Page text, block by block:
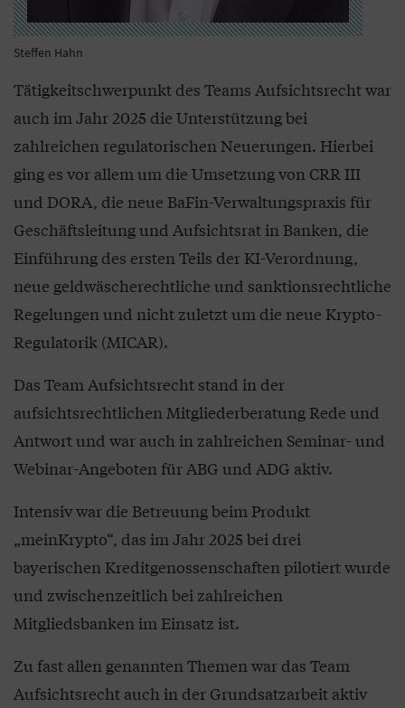
Steffen Hahn
Tätigkeitschwerpunkt des Teams Aufsichtsrecht war
auch im Jahr 2025 die Unterstützung bei
zahlreichen regulatorischen Neuerungen. Hierbei
ging es vor allem um die Umsetzung von CRR III
und DORA, die neue BaFin-Verwaltungspraxis für
Geschäftsleitung und Aufsichtsrat in Banken, die
Einführung des ersten Teils der KI-Verordnung,
neue geldwäscherechtliche und sanktionsrechtliche
Regelungen und nicht zuletzt um die neue Krypto-
Regulatorik (MICAR).
Das Team Aufsichtsrecht stand in der
aufsichtsrechtlichen Mitgliederberatung Rede und
Antwort und war auch in zahlreichen Seminar- und
Webinar-Angeboten für ABG und ADG aktiv.
Intensiv war die Betreuung beim Produkt
„meinKrypto“, das im Jahr 2025 bei drei
bayerischen Kreditgenossenschaften pilotiert wurde
und zwischenzeitlich bei zahlreichen
Mitgliedsbanken im Einsatz ist.
Zu fast allen genannten Themen war das Team
Aufsichtsrecht auch in der Grundsatzarbeit aktiv